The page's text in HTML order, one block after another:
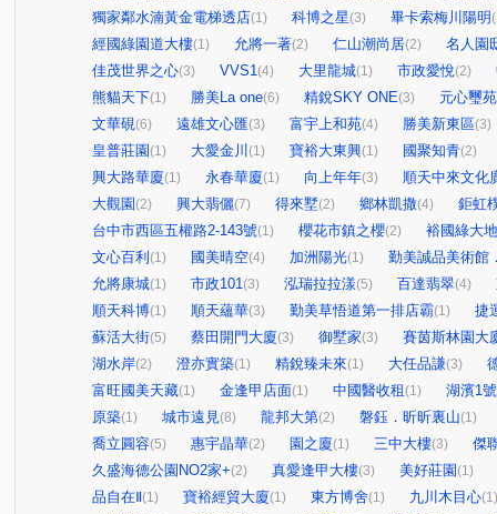
獨家鄰水湳黃金電梯透店(1) 科博之星(3) 畢卡索梅川陽明
經國綠園道大樓(1) 允將一著(2) 仁山潮尚居(2)
名人園
佳茂世界之心(3) VVS1(4) 大里龍城(1) 市政愛悅(2)
熊貓天下(1) 勝美La one(6) 精銳SKY ONE(3)
元心璽苑
文華硯(6) 遠雄文心匯(3) 富宇上和苑(4) 勝美新東區(3)
皇普莊園 (1) 大愛金川 (1) 寶裕大東興(1) 國聚知青(2)
興大路華廈(1) 永春華廈(1) 向上年年(3)
順天中來文化
大觀園 (2) 興大翡儷(7) 得來墅(2) 鄉林凱撒(4)
鉅虹
台中市西區五權路2-143號(1) 櫻花市鎮之櫻(2)
裕國綠大
文心百利 (1) 國美晴空(4) 加洲陽光(1)
勤美誠品美術館
允將康城(1) 市政101(3) 泓瑞拉拉漾(5) 百達翡翠(4)
順天科博(1) 順天蘊華(3) 勤美草悟道第一排店霸(1)
捷
蘇活大街(5) 蔡田開門大廈(3) 御墅家(3)
賽茵斯林園大
湖水岸(2) 澄亦實築(1) 精銳臻未來(1) 大任品謙(3)
富旺國美天藏(1) 金逢甲店面(1) 中國醫收租 (1)
湖濱1
原築(1) 城市遠見(8) 龍邦大第(2) 磐鈺．昕昕裏山(1)
喬立圓容(5) 惠宇晶華(2) 園之廈(1) 三中大樓(3)
傑
久盛海德公園NO2家+(2) 真愛逢甲大樓(3) 美好莊園 (1)
品自在Ⅱ(1) 寶裕經貿大廈(1) 東方博舍(1) 九川木目心(1)